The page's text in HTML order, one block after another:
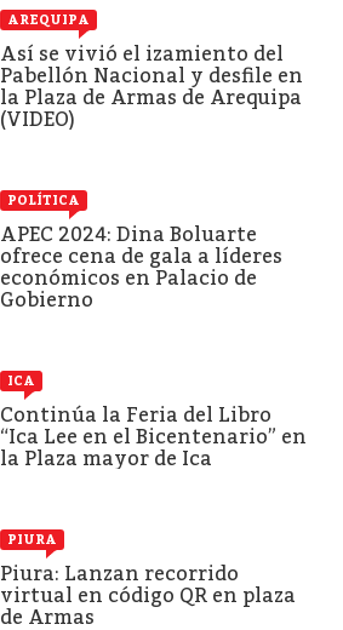
AREQUIPA
Así se vivió el izamiento del
Pabellón Nacional y desfile en
la Plaza de Armas de Arequipa
(VIDEO)
POLÍTICA
APEC 2024: Dina Boluarte
ofrece cena de gala a líderes
económicos en Palacio de
Gobierno
ICA
Continúa la Feria del Libro
“Ica Lee en el Bicentenario” en
la Plaza mayor de Ica
PIURA
Piura: Lanzan recorrido
virtual en código QR en plaza
de Armas